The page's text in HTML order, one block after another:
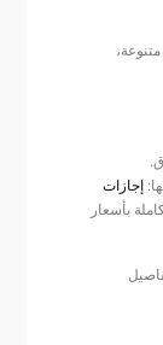
إجازات
بأسعار